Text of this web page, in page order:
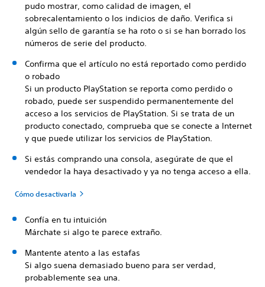
pudo mostrar, como calidad de imagen, el
sobrecalentamiento o los indicios de daño. Verifica si
algún sello de garantía se ha roto o si se han borrado los
números de serie del producto.
Confirma que el artículo no está reportado como perdido
o robado
Si un producto PlayStation se reporta como perdido o
robado, puede ser suspendido permanentemente del
acceso a los servicios de PlayStation. Si se trata de un
producto conectado, comprueba que se conecte a Internet
y que puede utilizar los servicios de PlayStation.
Si estás comprando una consola, asegúrate de que el
vendedor la haya desactivado y ya no tenga acceso a ella.
Cómo desactivarla
Confía en tu intuición
Márchate si algo te parece extraño.
Mantente atento a las estafas
Si algo suena demasiado bueno para ser verdad,
probablemente sea una.